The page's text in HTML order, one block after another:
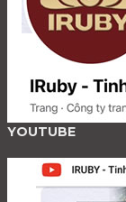
YOUTUBE